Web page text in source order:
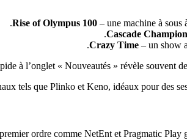
Rise of Olympus 100 – une machine à sous
Cascade
Crazy Time – un show
à l’onglet « Nouveautés » révèle souvent
tels que Plinko et Keno, idéaux pour des
ordre comme NetEnt et Pragmatic Play